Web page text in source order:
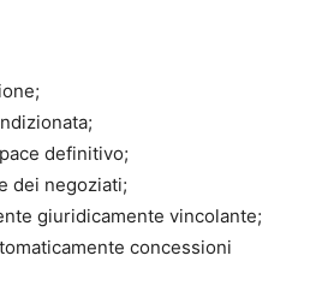
definitivo;
dei negoziati;
giuridicamente vincolante;
concessioni